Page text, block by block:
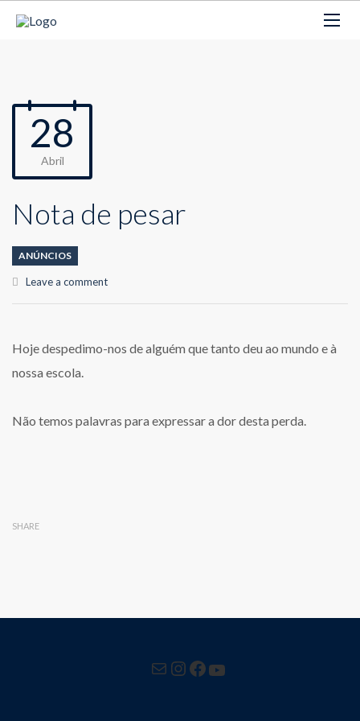
28
Abril
Nota de pesar
ANÚNCIOS
Leave a comment
Hoje despedimo-nos de alguém que tanto deu ao mundo e à
nossa escola.
Não temos palavras para expressar a dor desta perda.
SHARE
MailInstagram
Facebook
YouTube